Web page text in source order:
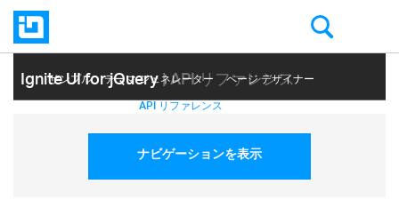
Ignite UI for jQuery| API リファレンス
サンプル テーマ ジェネレーター ページ デザイナー
ヘルプ トピック API リファレンス
ナビゲーションを表示